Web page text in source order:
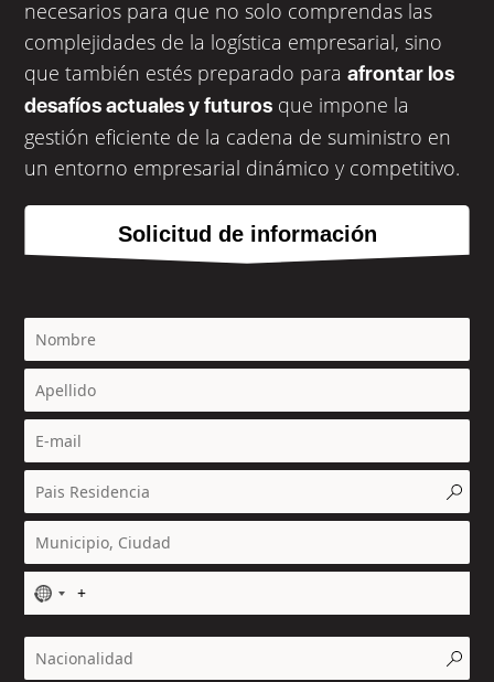
necesarios para que no solo comprendas las
complejidades de la logística empresarial, sino
que también estés preparado paraafrontar los
desafíos actuales y futuros que impone la
gestión eficiente de la cadena de suministro en
un entorno empresarial dinámico y competitivo.
Solicitud de información
N
o
c
o